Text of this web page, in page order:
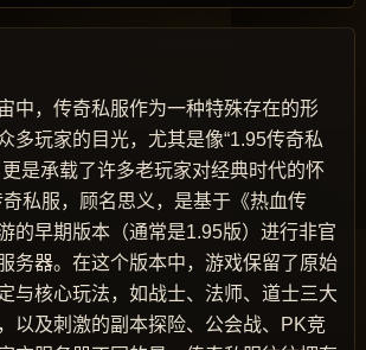
中，传奇私服作为一种特殊存在的形
多玩家的目光，尤其是像“1.95传奇私
是承载了许多老玩家对经典时代的怀
私服，顾名思义，是基于《热血传
的早期版本（通常是1.95版）进行非官
务器。在这个版本中，游戏保留了原始
与核心玩法，如战士、法师、道士三大
以及刺激的副本探险、公会战、PK竞